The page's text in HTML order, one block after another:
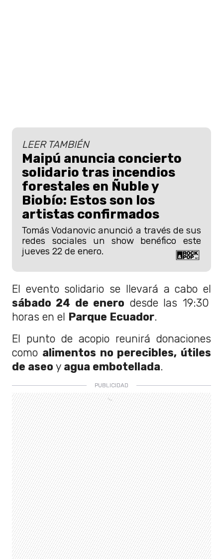
LEER TAMBIÉN
Maipú anuncia concierto
solidario tras incendios
forestales en Ñuble y
Biobío: Estos son los
artistas confirmados
Tomás Vodanovic anunció a través de sus
redes sociales un show benéfico este
jueves 22 de enero.
El evento solidario se llevará a cabo el
sábado 24 de enero desde las 19:30
horas en el Parque Ecuador.
El punto de acopio reunirá donaciones
como alimentos no perecibles, útiles
de aseo y agua embotellada.